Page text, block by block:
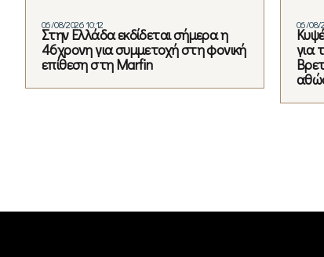
06/08/2026 10:12
Στην Ελλάδα εκδίδεται σήμερα η
46χρονη για συμμετοχή στη φονική
επίθεση στη Marfin
06/08/
για